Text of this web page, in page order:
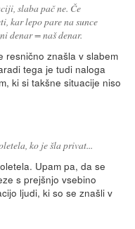
slaba pač ne. Če
kar lepo pare na sunce
denar = naš denar.
resnično znašla v slabem
tega je tudi naloga
ki si takšne situacije niso
ko je šla privat...
Upam pa, da se
s prejšnjo vsebino
ljudi, ki so se znašli v